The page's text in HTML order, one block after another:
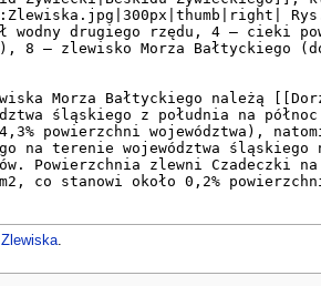
Zlewiska.